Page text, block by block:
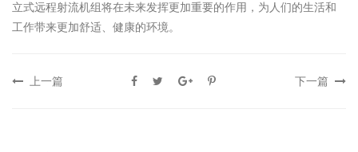
立式远程射流机组将在未来发挥更加重要的作用，为人们的生活和
工作带来更加舒适、健康的环境。
上一篇 下一篇